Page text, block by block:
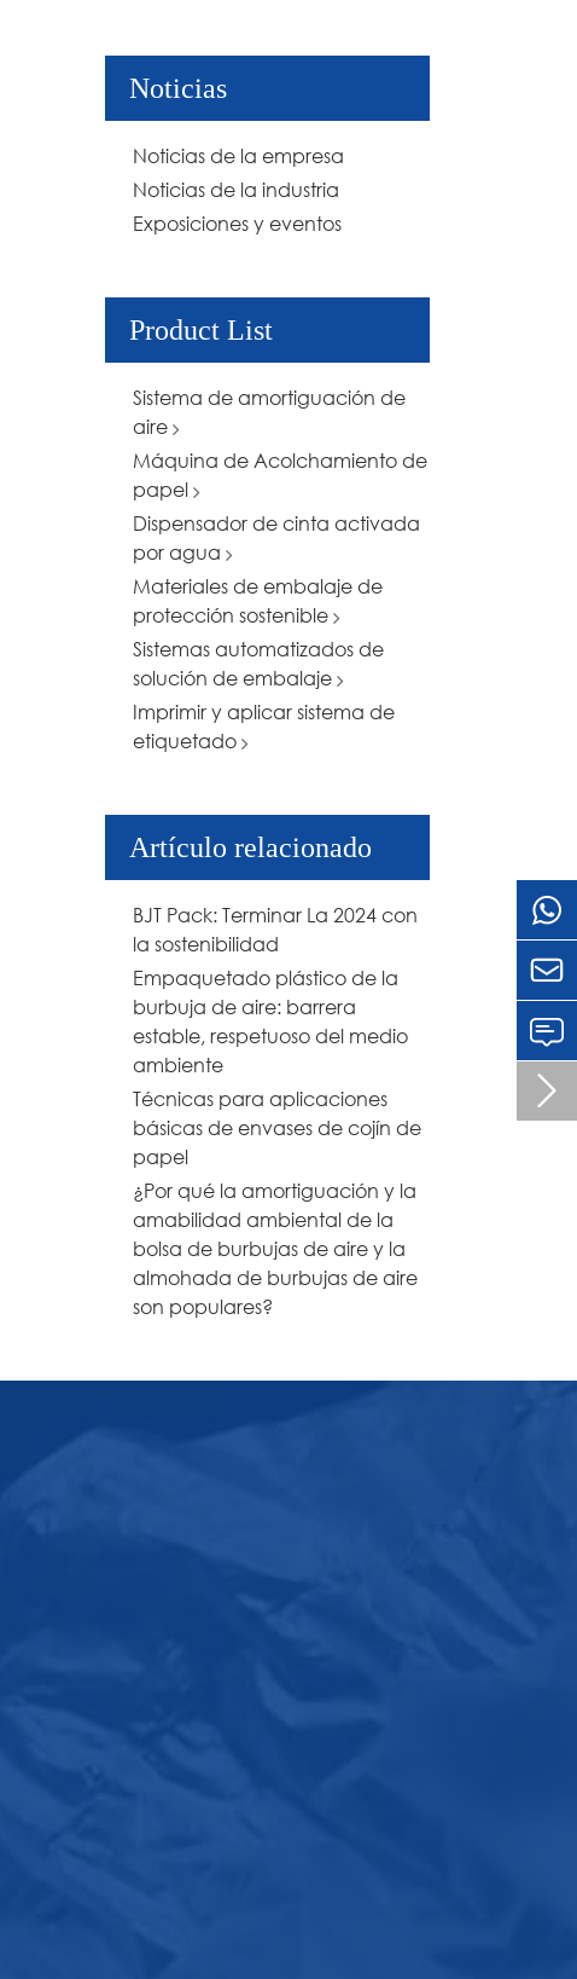
Noticias
Noticias de la empresa
Noticias de la industria
Exposiciones y eventos
Product List
Sistema de amortiguación de
aire
Máquina de Acolchamiento de
papel
Dispensador de cinta activada
por agua
Materiales de embalaje de
protección sostenible
Sistemas automatizados de
solución de embalaje
Imprimir y aplicar sistema de
etiquetado
Artículo relacionado
BJT Pack: Terminar La 2024 con
la sostenibilidad
Empaquetado plástico de la
burbuja de aire: barrera
estable, respetuoso del medio
ambiente
Técnicas para aplicaciones
básicas de envases de cojín de
papel
¿Por qué la amortiguación y la
amabilidad ambiental de la
bolsa de burbujas de aire y la
almohada de burbujas de aire
son populares?

